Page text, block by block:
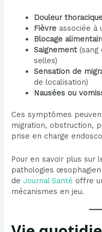
Douleur
Fièvre associée à
Blocage
Saignement(sang
selles)
Sensation de
de localisation)
Nausées ou
Ces symptômes
migration, obstruction,
prise en charge
Pour en savoir plus sur
pathologies
deJournal Santé offre
mécanismes en jeu.